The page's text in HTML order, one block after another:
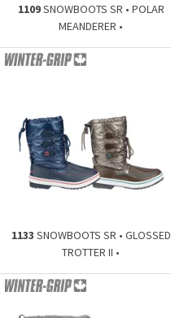
1109SNOWBOOTS SR • POLAR
MEANDERER •
1133 SNOWBOOTS SR • GLOSSED
TROTTER II •